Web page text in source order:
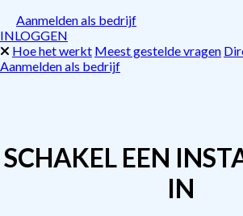
Aanmelden als bedrijf
INLOGGEN
Hoe het werkt Meest gestelde vragen
Aanmelden als bedrijf
SCHAKEL EEN
IN